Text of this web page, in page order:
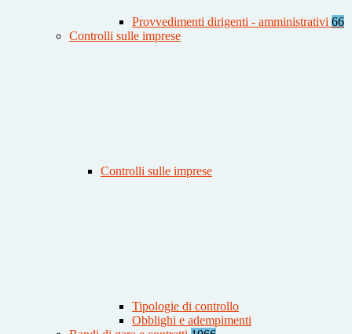
Provvedimenti dirigenti - amministrativi 66
Controlli sulle imprese
Controlli sulle imprese
Tipologie di controllo
Obblighi e adempimenti